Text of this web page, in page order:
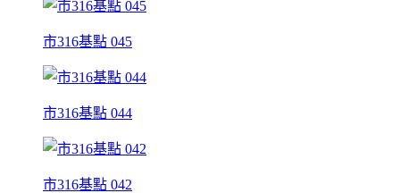
市316基點 045
市316基點 044
市316基點 042